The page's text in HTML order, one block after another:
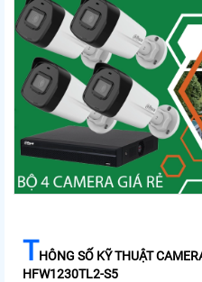
THÔNG SỐ KỸ THUẬT
HFW1230TL2-S5